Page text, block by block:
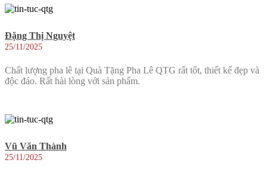
Đặng Thị Nguyệt
25/11/2025
Chất lượng pha lê tại Quà Tặng Pha Lê QTG rất tốt, thiết kế đẹp và
độc đáo. Rất hài lòng với sản phẩm.
Vũ Văn Thành
25/11/2025